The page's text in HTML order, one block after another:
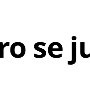
se